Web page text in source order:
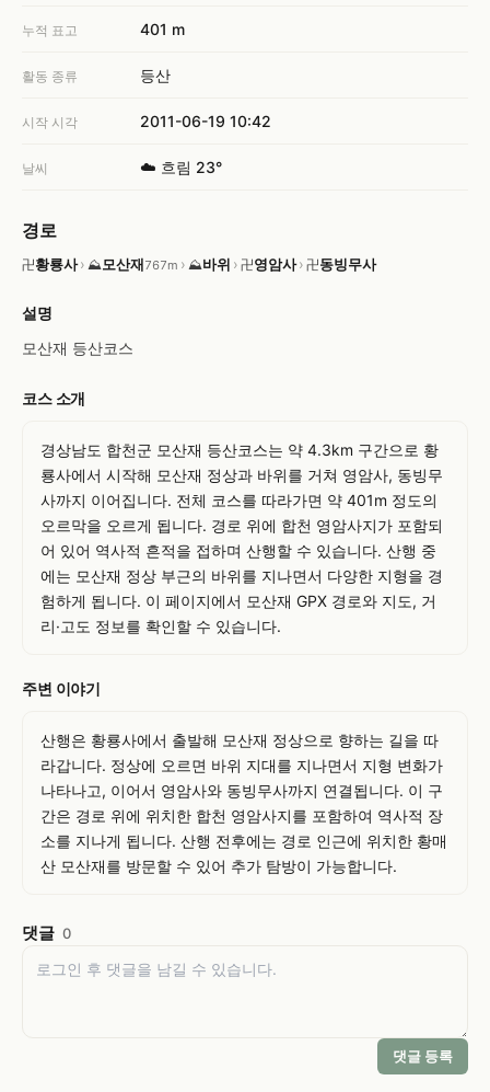
누적 표고 401 m
활동 종류 등산
시작 시각 2011-06-19 10:42
날씨 ☁️ 흐림 23°
경로
卍황룡사› ⛰ 모산재767m › ⛰바위 › 卍영암사› 卍동빙무사
설명
모산재 등산코스
코스 소개
경상남도 합천군 모산재 등산코스는 약 4.3km 구간으로 황
룡사에서 시작해 모산재 정상과 바위를 거쳐 영암사, 동빙무
사까지 이어집니다. 전체 코스를 따라가면 약 401m 정도의
오르막을 오르게 됩니다. 경로 위에 합천 영암사지가 포함되
어 있어 역사적 흔적을 접하며 산행할 수 있습니다. 산행 중
에는 모산재 정상 부근의 바위를 지나면서 다양한 지형을 경
험하게 됩니다. 이 페이지에서 모산재 GPX 경로와 지도, 거
리·고도 정보를 확인할 수 있습니다.
주변 이야기
산행은 황룡사에서 출발해 모산재 정상으로 향하는 길을 따
라갑니다. 정상에 오르면 바위 지대를 지나면서 지형 변화가
나타나고, 이어서 영암사와 동빙무사까지 연결됩니다. 이 구
간은 경로 위에 위치한 합천 영암사지를 포함하여 역사적 장
소를 지나게 됩니다. 산행 전후에는 경로 인근에 위치한 황매
산 모산재를 방문할 수 있어 추가 탐방이 가능합니다.
댓글 0
댓글 등록